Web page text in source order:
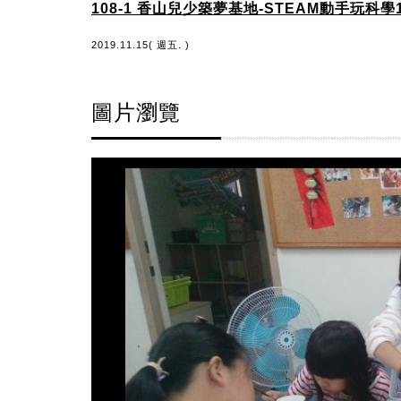
108-1 香山兒少築夢基地-STEAM動手玩科學
2019.11.15( 週五. )
圖片瀏覽